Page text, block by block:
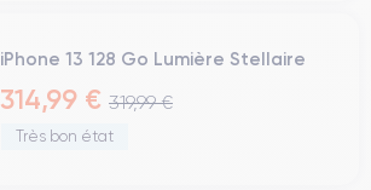
iPhone 13 128 Go Lumière Stellaire
314,99 € 319,99 €
Très bon état